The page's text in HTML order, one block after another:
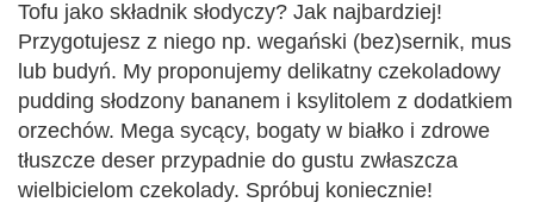
Tofu jako składnik słodyczy? Jak najbardziej!
Przygotujesz z niego np. wegański (bez)sernik, mus
lub budyń. My proponujemy delikatny czekoladowy
pudding słodzony bananem i ksylitolem z dodatkiem
orzechów. Mega sycący, bogaty w białko i zdrowe
tłuszcze deser przypadnie do gustu zwłaszcza
wielbicielom czekolady. Spróbuj koniecznie!